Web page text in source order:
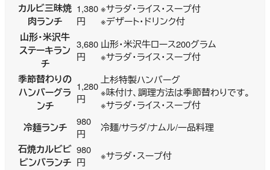
カルビ三昧焼
肉ランチ
1,380
円
※サラダ・ライス・スープ付
※デザート・ドリンク付
山形・米沢牛
ステーキラン
チ
3,680
円
山形・米沢牛ロース200グラム
※サラダ・ライス・スープ付
季節替わりの
ハンバーグラ
ンチ
1,280
円
上杉特製ハンバーグ
※味付け、調理方法は季節替わりです。
※サラダ・ライス・スープ付
冷麺ランチ
980
円
冷麺/サラダ/ナムル/一品料理
石焼カルビビ
ビンバランチ
980
円
※サラダ・スープ付